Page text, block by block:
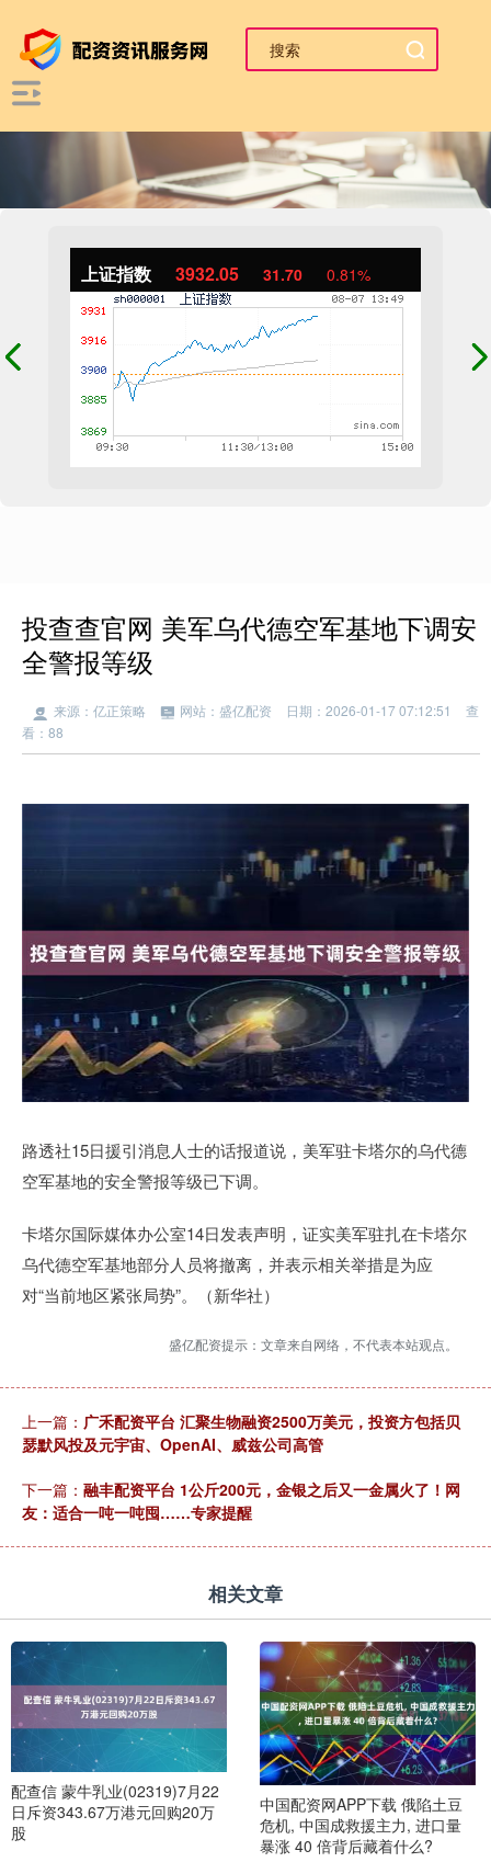
上证指数 3932.27 31.92 0.82%
投查查官网 美军乌代德空军基地下调安
全警报等级
来源：亿正策略 网站：盛亿配资 日期：2026-01-17 07:12:51
查
看：88
路透社15日援引消息人士的话报道说，美军驻卡塔尔的乌代德
空军基地的安全警报等级已下调。
卡塔尔国际媒体办公室14日发表声明，证实美军驻扎在卡塔尔
乌代德空军基地部分人员将撤离，并表示相关举措是为应
对“当前地区紧张局势”。（新华社）
盛亿配资提示：文章来自网络，不代表本站观点。
上一篇： 广禾配资平台 汇聚生物融资2500万美元，投资方包括贝
瑟默风投及元宇宙、OpenAI、威兹公司高管
下一篇： 融丰配资平台 1公斤200元，金银之后又一金属火了！网
友：适合一吨一吨囤……专家提醒
相关文章
配查信 蒙牛乳业(02319)7月22
日斥资343.67万港元回购20万
股
中国配资网APP下载 俄陷土豆
危机, 中国成救援主力, 进口量
暴涨 40 倍背后藏着什么?